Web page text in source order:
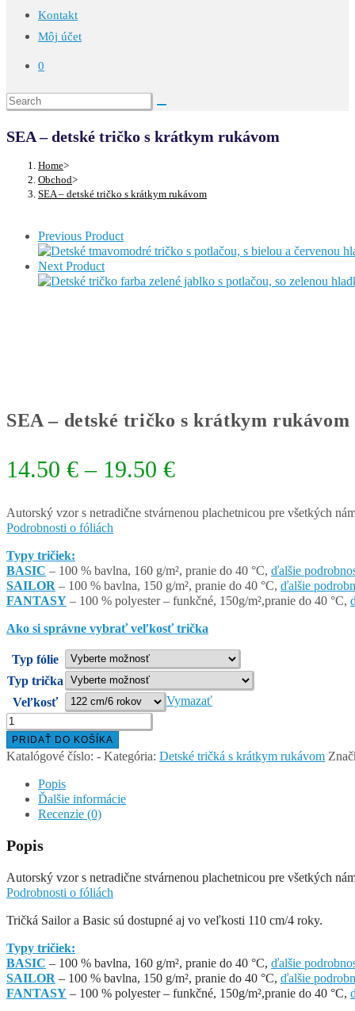
Kontakt
Môj účet
0
SEA – detské tričko s krátkym rukávom
Home>
Obchod>
SEA – detské tričko s krátkym rukávom
Previous Product
Next Product
SEA – detské tričko s krátkym rukávom
14.50 € – 19.50 €Price
14.50 €
19.50 €
Autorský vzor s netradične stvárnenou plachetnicou pre všetkých
Podrobnosti o fóliách
Typy tričiek:
BASIC – 100 % bavlna, 160 g/m², pranie do 40 °C, ďalšie
SAILOR – 100 % bavlna, 150 g/m², pranie do 40 °C, ďalšie
FANTASY – 100 % polyester – funkčné, 150g/m²,pranie do 40 °C,
Ako si správne vybrať veľkosť trička
Typ fólie
Typ trička
Veľkosť
Vymazať
množstvo
SEA
–
detské
tričko
krátkym
PRIDAŤ DO KOŠÍKA
Katalógové číslo: - Kategória: Detské tričká s krátkym rukávom
Popis
Ďalšie informácie
Recenzie (0)
Popis
Autorský vzor s netradične stvárnenou plachetnicou pre všetkých
Podrobnosti o fóliách
Tričká Sailor a Basic sú dostupné aj vo veľkosti 110 cm/4 roky.
Typy tričiek:
BASIC – 100 % bavlna, 160 g/m², pranie do 40 °C, ďalšie
SAILOR – 100 % bavlna, 150 g/m², pranie do 40 °C, ďalšie
FANTASY – 100 % polyester – funkčné, 150g/m²,pranie do 40 °C,